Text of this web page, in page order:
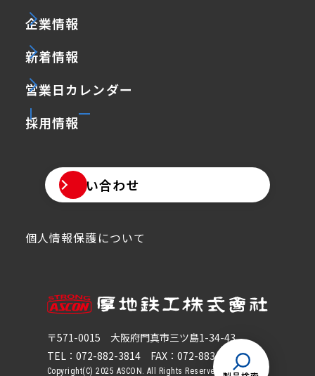
企業情報
新着情報
営業日カレンダー
採用情報
〒571-0015 大阪府門真市三ツ島1-34-43
TEL：072-882-3814 FAX：072-883-5814
Copyright(C) 2025 ASCON. All Rights Reserved.
お問い合わせ
個人情報保護について